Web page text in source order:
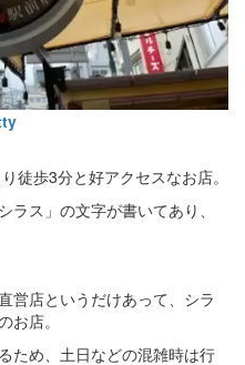
徒歩3分と好アクセスなお店。
ス」の文字が書いてあり、
営店というだけあって、シラ
お店。
ため、土日などの混雑時は行